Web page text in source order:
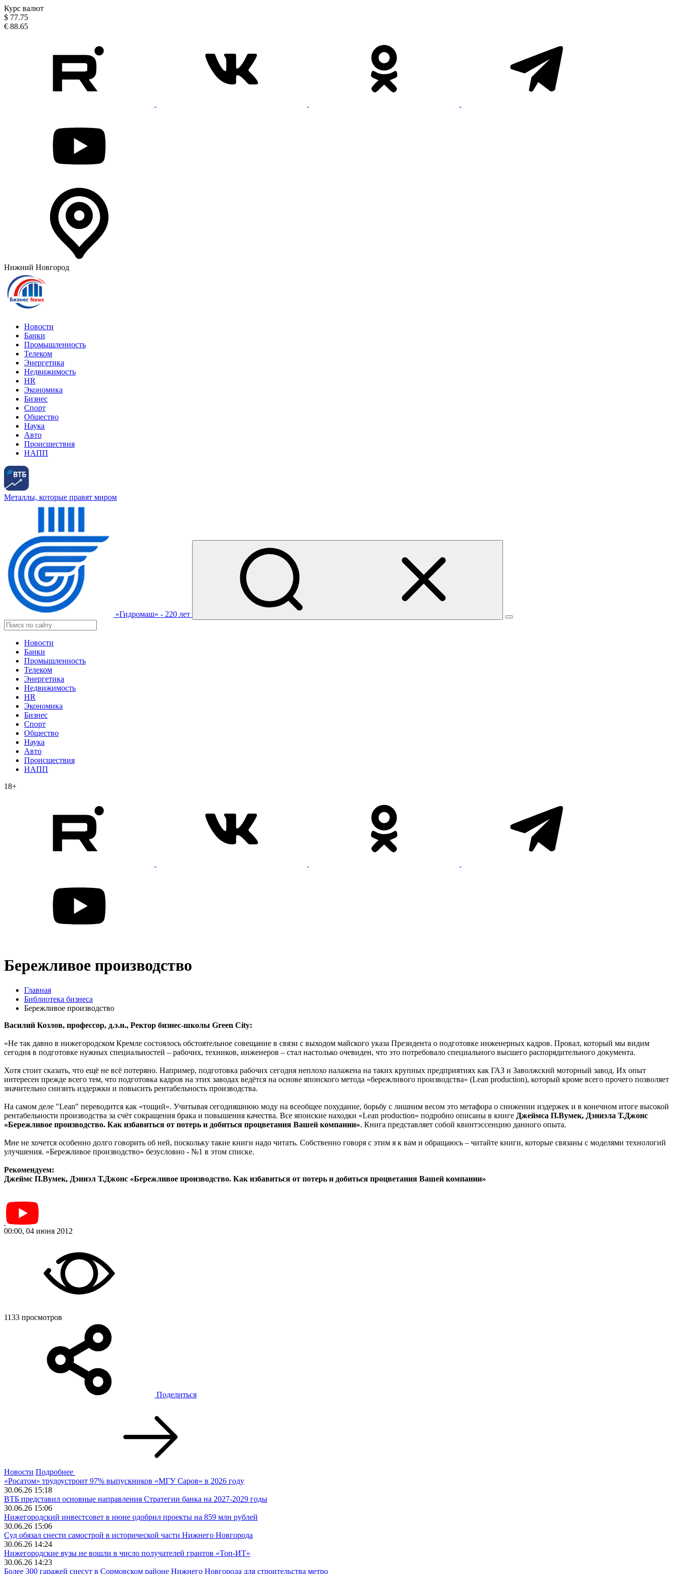
Курс валют
$ 77.75
€ 88.65
Нижний Новгород
Новости
Банки
Промышленность
Телеком
Энергетика
Недвижимость
HR
Экономика
Бизнес
Спорт
Общество
Наука
Авто
Происшествия
НАПП
Металлы, которые правят миром
«Гидромаш» - 220 лет
Новости
Банки
Промышленность
Телеком
Энергетика
Недвижимость
HR
Экономика
Бизнес
Спорт
Общество
Наука
Авто
Происшествия
НАПП
18+
Бережливое производство
Главная
Библиотека бизнеса
Бережливое производство
Василий Козлов, профессор, д.э.н., Ректор бизнес-школы Green City:
«Не так давно в нижегородском Кремле состоялось обстоятельное совещание в связи с выходом майского указа Президента о подготовке инженерных кадров. Провал, который мы видим
сегодня в подготовке нужных специальностей – рабочих, техников, инженеров – стал настолько очевиден, что это потребовало специального высшего распорядительного документа.
Хотя стоит сказать, что ещё не всё потеряно. Например, подготовка рабочих сегодня неплохо налажена на таких крупных предприятиях как ГАЗ и Заволжский моторный завод. Их опыт
интересен прежде всего тем, что подготовка кадров на этих заводах ведётся на основе японского метода «бережливого производства» (Lean production), который кроме всего прочего позволяет
значительно снизить издержки и повысить рентабельность производства.
На самом деле "Lean" переводится как «тощий». Учитывая сегодняшнюю моду на всеобщее похудание, борьбу с лишним весом это метафора о снижении издержек и в конечном итоге высокой
рентабельности производства за счёт сокращения брака и повышения качества. Все японские находки «Lean production» подробно описаны в книге Джеймса П.Вумек, Дэниэла Т.Джонс
«Бережливое производство. Как избавиться от потерь и добиться процветания Вашей компании». Книга представляет собой квинтэссенцию данного опыта.
Мне не хочется особенно долго говорить об ней, поскольку такие книги надо читать. Собственно говоря с этим я к вам и обращаюсь – читайте книги, которые связаны с моделями технологий
улучшения. «Бережливое производство» безусловно - №1 в этом списке.
Рекомендуем:
Джеймс П.Вумек, Дэниэл Т.Джонс «Бережливое производство. Как избавиться от потерь и добиться процветания Вашей компании»
00:00, 04 июня 2012
1133 просмотров
Поделиться
Новости Подробнее
«Росатом» трудоустроит 97% выпускников «МГУ Саров» в 2026 году
30.06.26 15:18
ВТБ представил основные направления Стратегии банка на 2027-2029 годы
30.06.26 15:06
Нижегородский инвестсовет в июне одобрил проекты на 859 млн рублей
30.06.26 15:06
Суд обязал снести самострой в исторической части Нижнего Новгорода
30.06.26 14:24
Нижегородские вузы не вошли в число получателей грантов «Топ-ИТ»
30.06.26 14:23
Более 300 гаражей снесут в Сормовском районе Нижнего Новгорода для строительства метро